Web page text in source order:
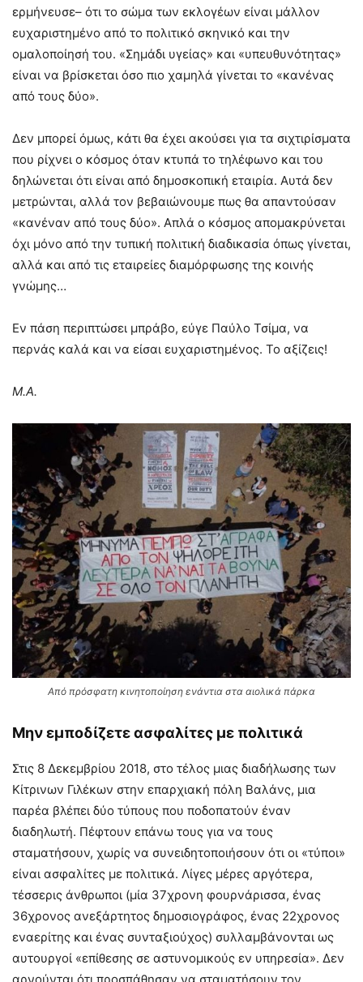
ερμήνευσε– ότι το σώμα των εκλογέων είναι μάλλον
ευχαριστημένο από το πολιτικό σκηνικό και την
ομαλοποίησή του. «Σημάδι υγείας» και «υπευθυνότητας»
είναι να βρίσκεται όσο πιο χαμηλά γίνεται το «κανένας
από τους δύο».
Δεν μπορεί όμως, κάτι θα έχει ακούσει για τα σιχτιρίσματα
που ρίχνει ο κόσμος όταν κτυπά το τηλέφωνο και του
δηλώνεται ότι είναι από δημοσκοπική εταιρία. Αυτά δεν
μετρώνται, αλλά τον βεβαιώνουμε πως θα απαντούσαν
«κανέναν από τους δύο». Απλά ο κόσμος απομακρύνεται
όχι μόνο από την τυπική πολιτική διαδικασία όπως γίνεται,
αλλά και από τις εταιρείες διαμόρφωσης της κοινής
γνώμης…
Εν πάση περιπτώσει μπράβο, εύγε Παύλο Τσίμα, να
περνάς καλά και να είσαι ευχαριστημένος. Το αξίζεις!
Μ.Α.
Από πρόσφατη κινητοποίηση ενάντια στα αιολικά πάρκα
Μην εμποδίζετε ασφαλίτες με πολιτικά
Στις 8 Δεκεμβρίου 2018, στο τέλος μιας διαδήλωσης των
Κίτρινων Γιλέκων στην επαρχιακή πόλη Βαλάνς, μια
παρέα βλέπει δύο τύπους που ποδοπατούν έναν
διαδηλωτή. Πέφτουν επάνω τους για να τους
σταματήσουν, χωρίς να συνειδητοποιήσουν ότι οι «τύποι»
είναι ασφαλίτες με πολιτικά. Λίγες μέρες αργότερα,
τέσσερις άνθρωποι (μία 37χρονη φουρνάρισσα, ένας
36χρονος ανεξάρτητος δημοσιογράφος, ένας 22χρονος
εναερίτης και ένας συνταξιούχος) συλλαμβάνονται ως
αυτουργοί «επίθεσης σε αστυνομικούς εν υπηρεσία». Δεν